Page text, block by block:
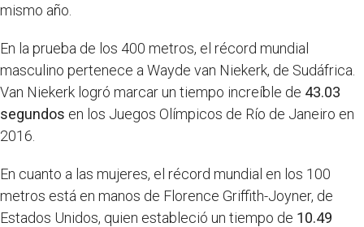
mismo año.
En la prueba de los 400 metros, el récord mundial
masculino pertenece a Wayde van Niekerk, de Sudáfrica.
Van Niekerk logró marcar un tiempo increíble de 43.03
segundos en los Juegos Olímpicos de Río de Janeiro en
2016.
En cuanto a las mujeres, el récord mundial en los 100
metros está en manos de Florence Griffith-Joyner, de
Estados Unidos, quien estableció un tiempo de 10.49